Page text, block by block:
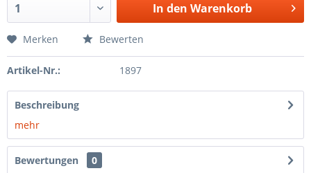
In den Warenkorb
Merken Bewerten
Artikel-Nr.: 1897
Beschreibung
mehr
Bewertungen
0